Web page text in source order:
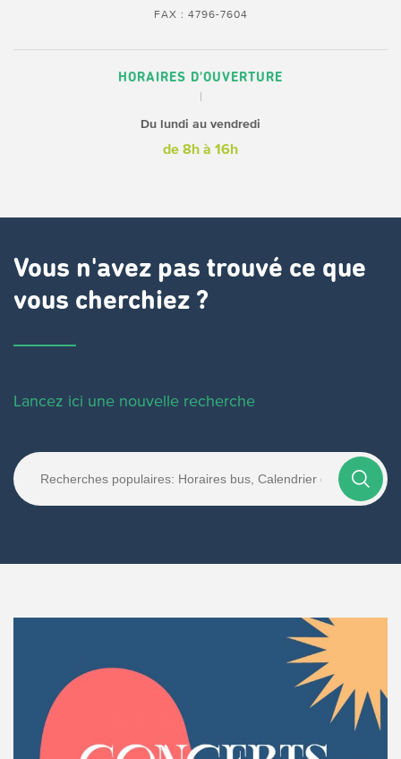
FAX : 4796-7604
HORAIRES D'OUVERTURE
Du lundi au vendredi
de 8h à 16h
Vous n'avez pas trouvé ce que
vous cherchiez ?
Lancez ici une nouvelle recherche